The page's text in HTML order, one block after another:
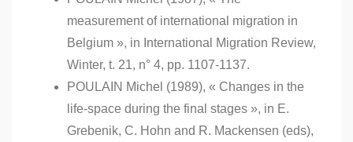
measurement of international migration in
Belgium », in International Migration Review,
Winter, t. 21, n° 4, pp. 1107-1137.
POULAIN Michel (1989), « Changes in the
life-space during the final stages », in E.
Grebenik, C. Hohn and R. Mackensen (eds),